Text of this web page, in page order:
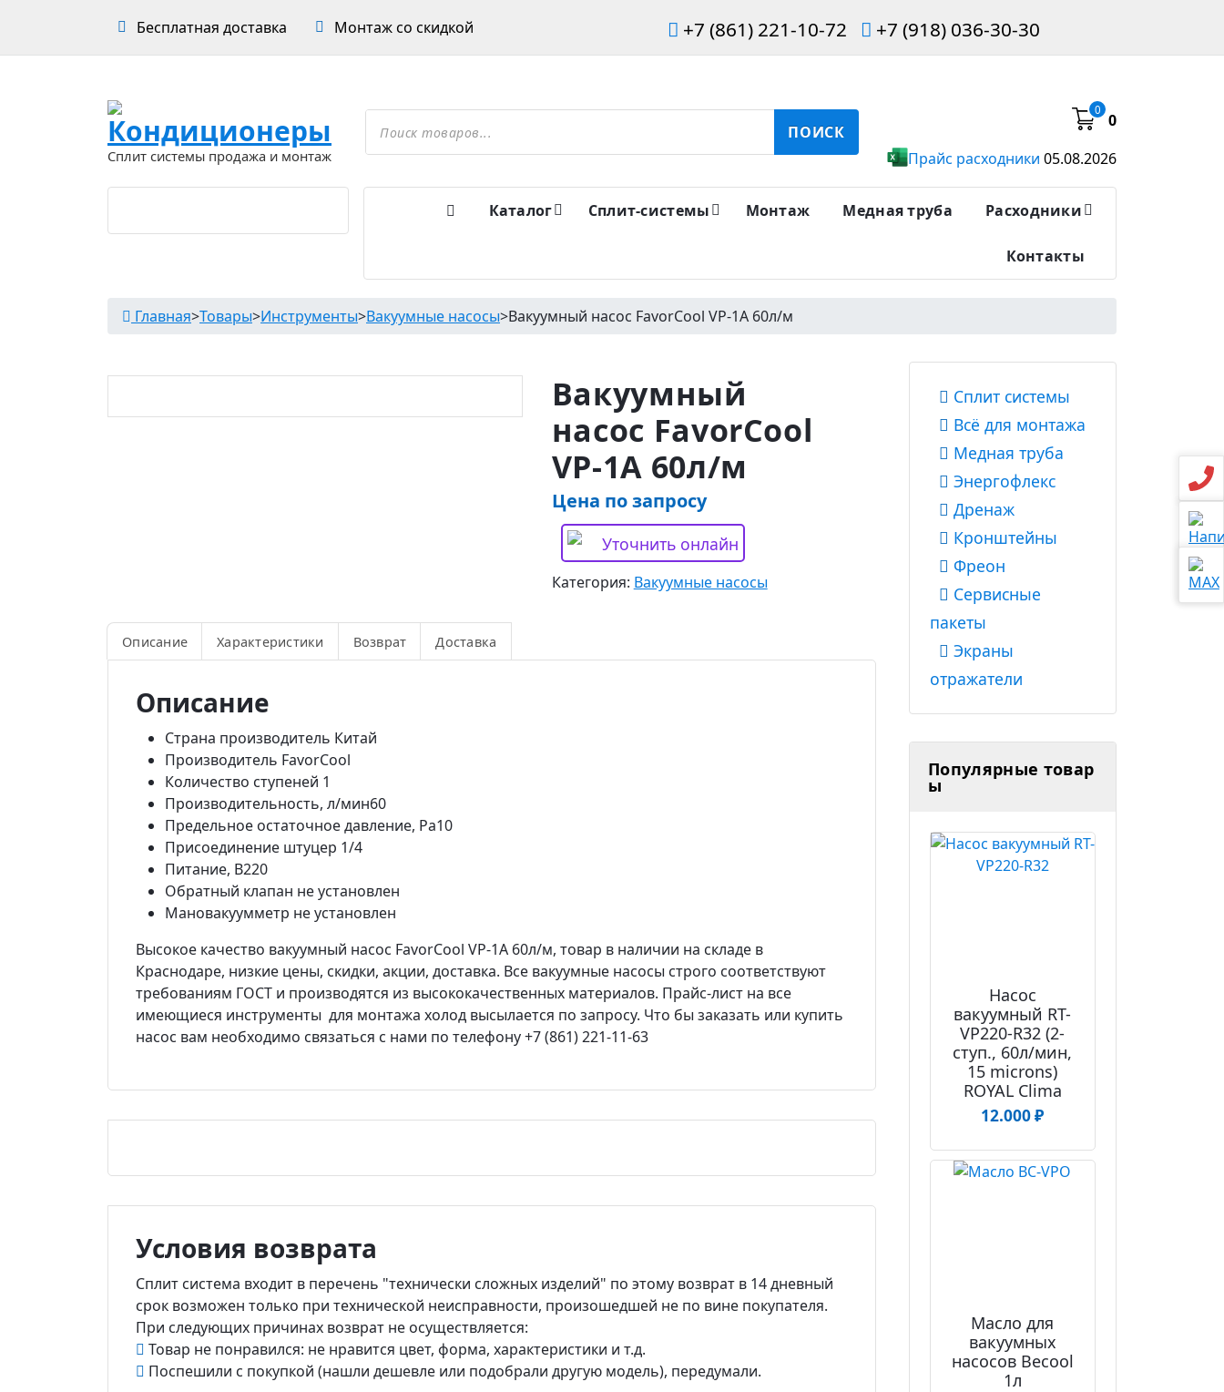
содержимому
+7 (861) 221-10-72 +7 (918) 036-30-30
Бесплатная доставка
Монтаж со скидкой
Сплит системы продажа и монтаж
Поиск
товаров ПОИСК
0
0
Прайс расходники 05.08.2026
Каталог Сплит-системы Монтаж Медная труба Расходники
Контакты
Главная>Товары>Инструменты>Вакуумные насосы>Вакуумный насос FavorCool VP-1A 60л/м
Вакуумный
насос FavorCool
VP-1A 60л/м
Цена по запросу
Уточнить онлайн
Категория: Вакуумные насосы
Описание Характеристики Возврат Доставка
Описание
Страна производитель Китай
Производитель FavorCool
Количество ступеней 1
Производительность, л/мин60
Предельное остаточное давление, Ра10
Присоединение штуцер 1/4
Питание, В220
Обратный клапан не установлен
Мановакуумметр не установлен
Высокое качество вакуумный насос FavorCool VP-1A 60л/м, товар в наличии на складе в
Краснодаре, низкие цены, скидки, акции, доставка. Все вакуумные насосы строго соответствуют
требованиям ГОСТ и производятся из высококачественных материалов. Прайс-лист на все
имеющиеся инструменты для монтажа холод высылается по запросу. Что бы заказать или купить
насос вам необходимо связаться с нами по телефону +7 (861) 221-11-63
Условия возврата
Сплит система входит в перечень "технически сложных изделий" по этому возврат в 14 дневный
срок возможен только при технической неисправности, произошедшей не по вине покупателя.
При следующих причинах возврат не осуществляется:
Товар не понравился: не нравится цвет, форма, характеристики и т.д.
Поспешили с покупкой (нашли дешевле или подобрали другую модель), передумали.
Сплит системы
Всё для монтажа
Медная труба
Энергофлекс
Дренаж
Кронштейны
Фреон
Сервисные
пакеты
Экраны
отражатели
Популярные товар
ы
Насос
вакуумный RT-
VP220-R32 (2-
ступ., 60л/мин,
15 microns)
ROYAL Clima
12.000₽
Масло для
вакуумных
насосов Becool
1л